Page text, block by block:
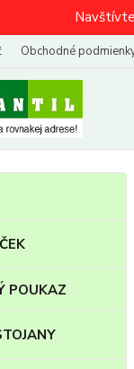
Obchodné
POUKAZ